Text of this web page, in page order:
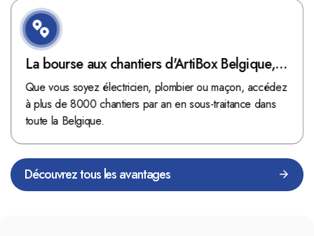
La bourse aux chantiers d'ArtiBox Belgique,
véritable mine d'or !
Que vous soyez électricien, plombier ou maçon, accédez
à plus de 8000 chantiers par an en sous-traitance dans
toute la Belgique.
Découvrez tous les avantages